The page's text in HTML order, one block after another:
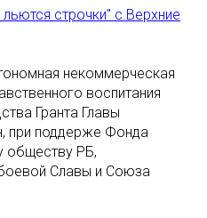
строчки" с.Верхние
некоммерческая
воспитания
Гранта Главы
при поддерже Фонда
обществу РБ,
Славы и Союза